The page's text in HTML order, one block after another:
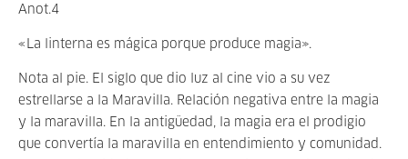
Anot.4
«La linterna es mágica porque produce magia».
Nota al pie. El siglo que dio luz al cine vio a su vez
estrellarse a la Maravilla. Relación negativa entre la magia
y la maravilla. En la antigüedad, la magia era el prodigio
que convertía la maravilla en entendimiento y comunidad.